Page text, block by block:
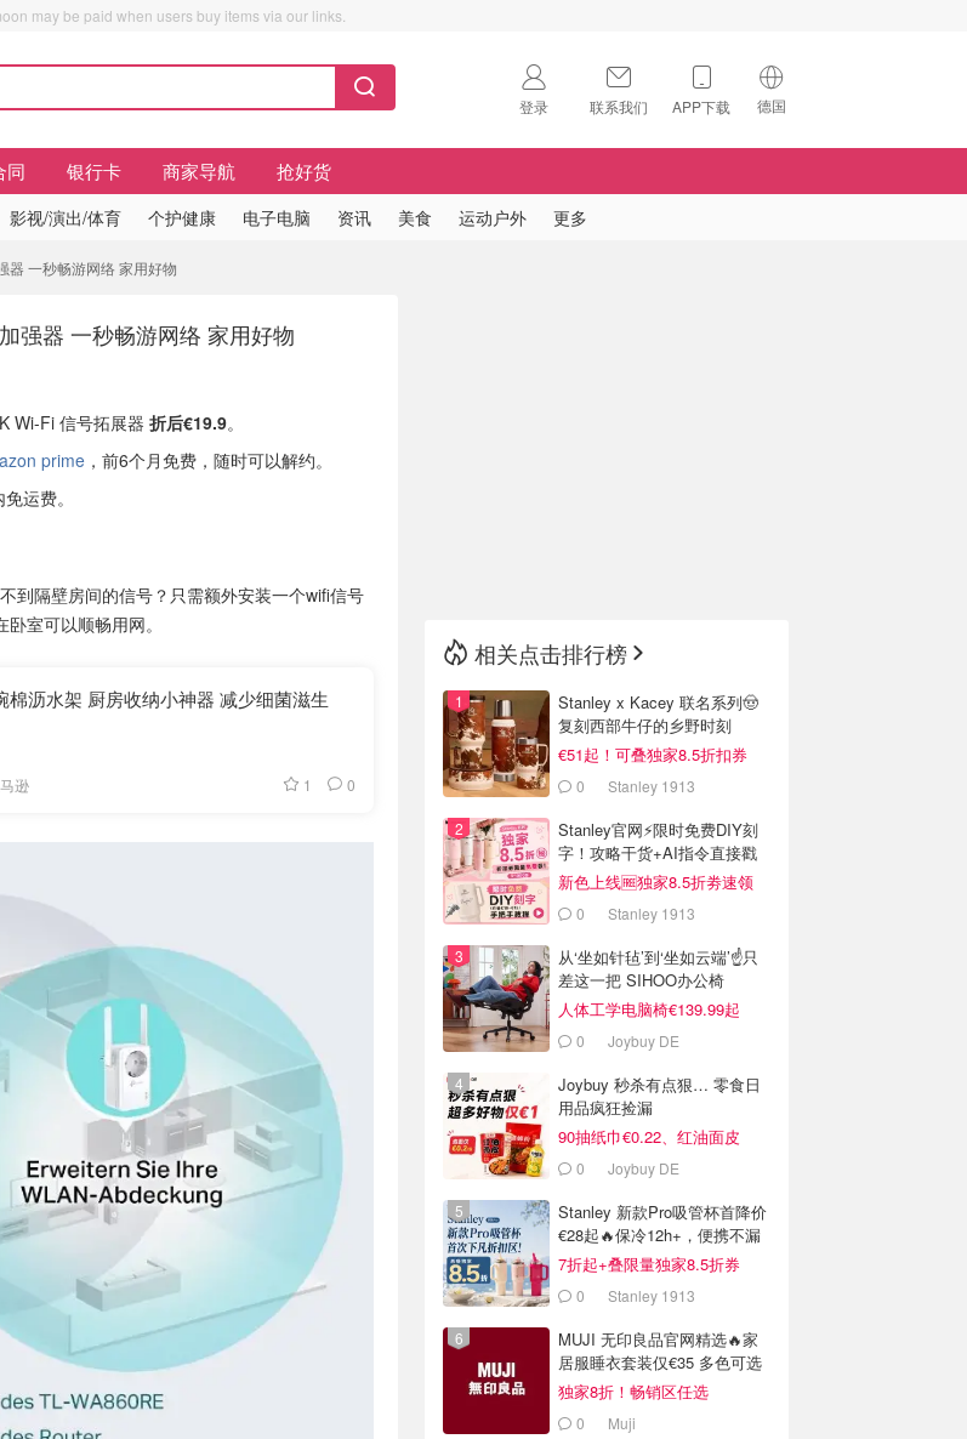
may be paid when users buy items via our links.
登录 联系我们 APP下载 德国
🇺🇸
同 银行卡 商家导航 抢好货
影视/演出/体育 个护健康 电子电脑 资讯 美食 运动户外 更多
器 一秒畅游网络 家用好物
强器 一秒畅游网络 家用好物
Wi-Fi 信号拓展器 折后€19.9。
prime ，前6个月免费，随时可以解约。
运费。
到隔壁房间的信号？只需额外安装一个wifi信号
室可以顺畅用网。
棉沥水架 厨房收纳小神器 减少细菌滋生
逊 1 0
相关点击排行榜
Stanley x Kacey 联名系列🤠
复刻西部牛仔的乡野时刻
€51起！可叠独家8.5折扣券
0 Stanley 1913
Stanley官网⚡️限时免费DIY刻
字！攻略干货+AI指令直接戳
新色上线🆓独家8.5折劵速领
0 Stanley 1913
从‘坐如针毡’到‘坐如云端’☝️只
差这一把 SIHOO办公椅
人体工学电脑椅€139.99起
0 Joybuy DE
Joybuy 秒杀有点狠… 零食日
用品疯狂捡漏
90抽纸巾€0.22、红油面皮
€0.99
0 Joybuy DE
Stanley 新款Pro吸管杯首降价
€28起🔥保冷12h+，便携不漏
水
7折起+叠限量独家8.5折券
0 Stanley 1913
MUJI 无印良品官网精选🔥家
居服睡衣套装仅€35 多色可选
独家8折！畅销区任选
0 Muji